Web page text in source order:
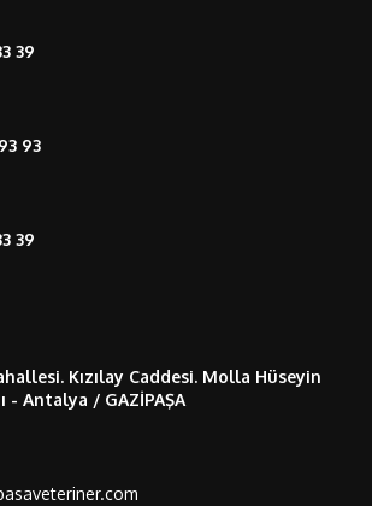
39
93
39
Kızılay Caddesi. Molla Hüseyin
- Antalya / GAZİPAŞA